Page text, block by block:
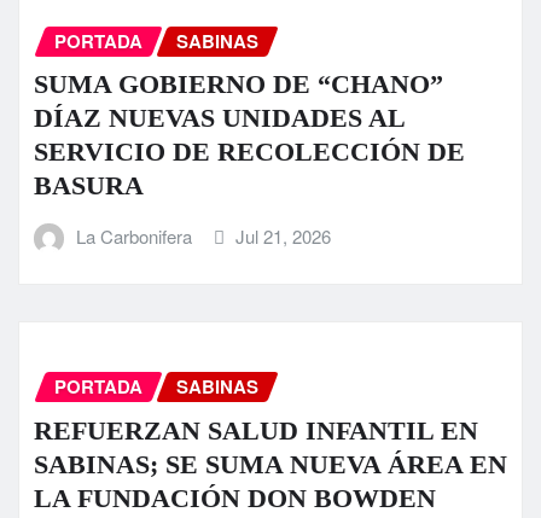
PORTADA SABINAS
SUMA GOBIERNO DE “CHANO”
DÍAZ NUEVAS UNIDADES AL
SERVICIO DE RECOLECCIÓN DE
BASURA
La Carbonifera Jul 21, 2026
PORTADA SABINAS
REFUERZAN SALUD INFANTIL EN
SABINAS; SE SUMA NUEVA ÁREA EN
LA FUNDACIÓN DON BOWDEN